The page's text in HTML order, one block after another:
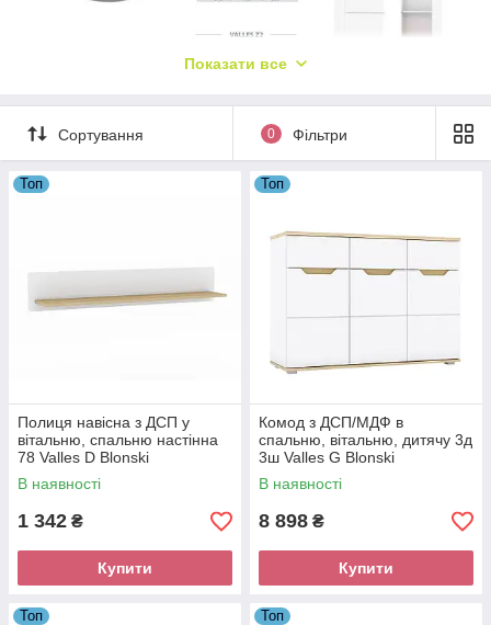
Показати все
Сортування 0 Фільтри
Топ
Полиця навісна з ДСП у
вітальню, спальню настінна
78 Valles D Blonski
В наявності
1 342 ₴
Купити
Топ
Комод з ДСП/МДФ в
спальню, вітальню, дитячу 3д
3ш Valles G Blonski
В наявності
8 898 ₴
Купити
Топ Топ